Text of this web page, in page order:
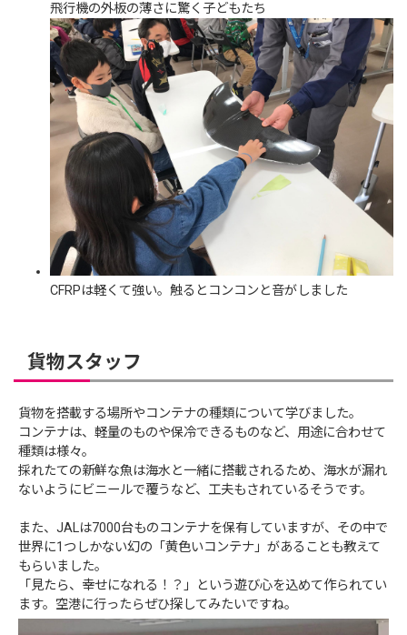
飛行機の外板の薄さに驚く子どもたち
CFRPは軽くて強い。触るとコンコンと音がしました
貨物スタッフ
貨物を搭載する場所やコンテナの種類について学びました。
コンテナは、軽量のものや保冷できるものなど、用途に合わせて
種類は様々。
採れたての新鮮な魚は海水と一緒に搭載されるため、海水が漏れ
ないようにビニールで覆うなど、工夫もされているそうです。
また、JALは7000台ものコンテナを保有していますが、その中で
世界に1つしかない幻の「黄色いコンテナ」があることも教えて
もらいました。
「見たら、幸せになれる！？」という遊び心を込めて作られてい
ます。空港に行ったらぜひ探してみたいですね。